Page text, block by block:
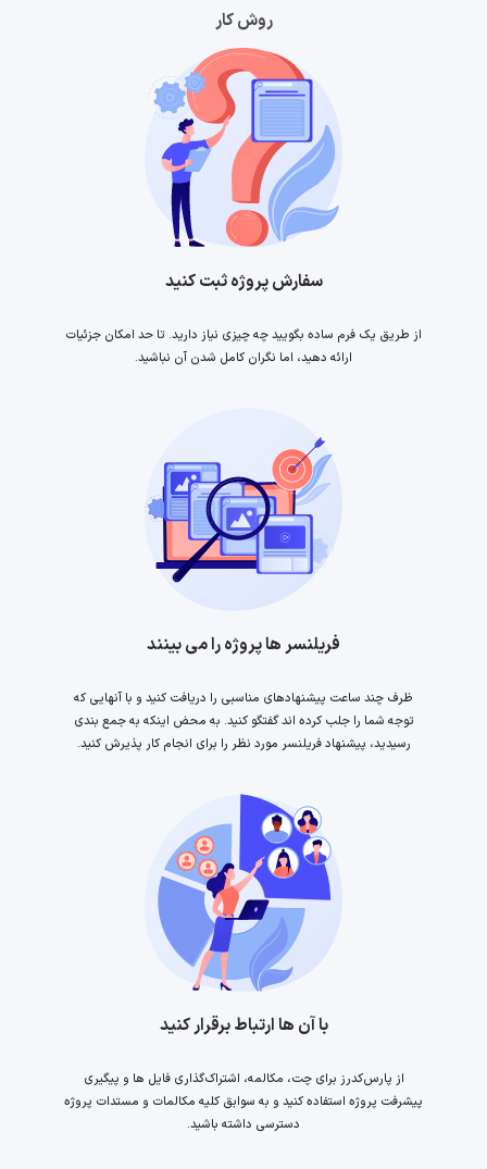
روش کار
سفارش پروژه ثبت کنید
از طریق یک فرم ساده بگویید چه چیزی نیاز دارید. تا حد امکان جزئیات
ارائه دهید، اما نگران کامل شدن آن نباشید.
فریلنسر ها پروژه را می بینند
ظرف چند ساعت پیشنهادهای مناسبی را دریافت کنید و با آنهایی که
توجه شما را جلب کرده اند گفتگو کنید. به محض اینکه به جمع بندی
رسیدید، پیشنهاد فریلنسر مورد نظر را برای انجام کار پذیرش کنید.
با آن ها ارتباط برقرار کنید
از پارس‌کدرز برای چت، مکالمه، اشتراک‌گذاری فایل ها و پیگیری
پیشرفت پروژه استفاده کنید و به سوابق کلیه مکالمات و مستدات پروژه
دسترسی داشته باشید.